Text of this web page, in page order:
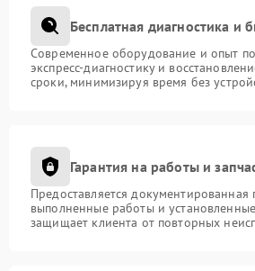
Бесплатная диагностика и
Современное оборудование и опыт
экспресс-диагностику и
сроки, минимизируя время без
Гарантия на работы и
Предоставляется документированная
выполненные работы и
защищает клиента от повторных